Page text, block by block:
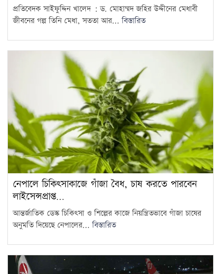
প্রতিবেদক সাইফুদ্দিন খালেদ : ড. মোহাম্মদ জহির উদ্দীনের মেধাবী
জীবনের গল্প তিনি মেধা, সততা আর...বিস্তারিত
নেপালে চিকিৎসাকাজে গাঁজা বৈধ, চাষ করতে পারবেন
লাইসেন্সপ্রাপ্ত…
আন্তর্জাতিক ডেস্ক চিকিৎসা ও শিল্পের কাজে নিয়ন্ত্রিতভাবে গাঁজা চাষের
অনুমতি দিয়েছে নেপালের...বিস্তারিত